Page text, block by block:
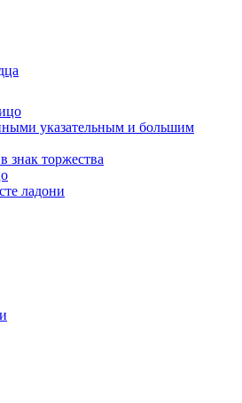
указательным и большим
знак торжества
ладони